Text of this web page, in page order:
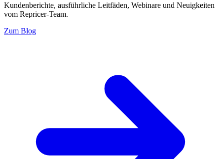
Kundenberichte, ausführliche Leitfäden, Webinare und Neuigkeiten
vom Repricer-Team.
Zum Blog